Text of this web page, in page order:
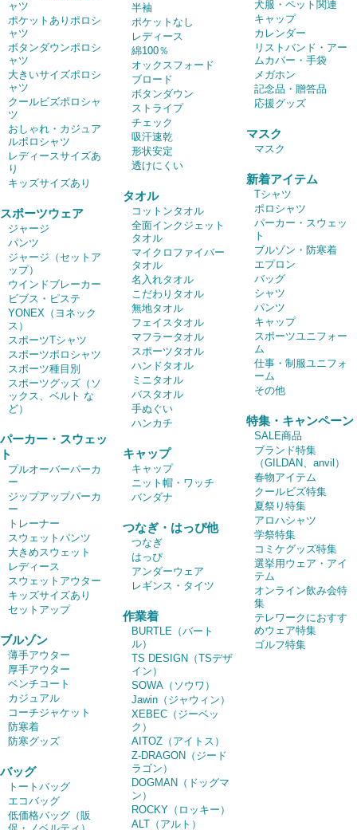
ャツ
ポケットありポロシ
ャツ
ボタンダウンポロシ
ャツ
大きいサイズポロシ
ャツ
クールビズポロシャ
ツ
おしゃれ・カジュア
ルポロシャツ
レディースサイズあ
り
キッズサイズあり
スポーツウェア
ジャージ
パンツ
ジャージ（セットア
ップ）
ウインドブレーカー
ビブス・ピステ
YONEX（ヨネック
ス）
スポーツTシャツ
スポーツポロシャツ
スポーツ種目別
スポーツグッズ（ソ
ックス、ベルト な
ど）
パーカー・スウェッ
ト
プルオーバーパーカ
ー
ジップアップパーカ
ー
トレーナー
スウェットパンツ
大きめスウェット
レディース
スウェットアウター
キッズサイズあり
セットアップ
ブルゾン
薄手アウター
厚手アウター
ベンチコート
カジュアル
コーチジャケット
防寒着
防寒グッズ
バッグ
トートバッグ
エコバッグ
低価格バッグ（販
半袖
ポケットなし
レディース
綿100％
オックスフォード
ブロード
ボタンダウン
ストライプ
チェック
吸汗速乾
形状安定
透けにくい
タオル
コットンタオル
全面インクジェット
タオル
マイクロファイバー
タオル
名入れタオル
こだわりタオル
無地タオル
フェイスタオル
マフラータオル
スポーツタオル
ハンドタオル
ミニタオル
バスタオル
手ぬぐい
ハンカチ
キャップ
キャップ
ニット帽・ワッチ
バンダナ
つなぎ・はっぴ他
つなぎ
はっぴ
アンダーウェア
レギンス・タイツ
作業着
BURTLE（バート
ル）
TS DESIGN（TSデザ
イン）
SOWA（ソウワ）
Jawin（ジャウィン）
XEBEC（ジーベッ
ク）
AITOZ（アイトス）
Z-DRAGON（ジード
ラゴン）
DOGMAN（ドッグマ
ン）
ROCKY（ロッキー）
ALT（アルト）
犬服・ペット関連
キャップ
カレンダー
リストバンド・アー
ムカバー・手袋
メガホン
記念品・贈答品
応援グッズ
マスク
マスク
新着アイテム
Tシャツ
ポロシャツ
パーカー・スウェッ
ト
ブルゾン・防寒着
エプロン
バッグ
シャツ
パンツ
キャップ
スポーツユニフォー
ム
仕事・制服ユニフォ
ーム
その他
特集・キャンペーン
SALE商品
ブランド特集
（GILDAN、anvil）
春物アイテム
クールビズ特集
夏祭り特集
アロハシャツ
学祭特集
コミケグッズ特集
選挙用ウェア・アイ
テム
オンライン飲み会特
集
テレワークにおすす
めウェア特集
ゴルフ特集